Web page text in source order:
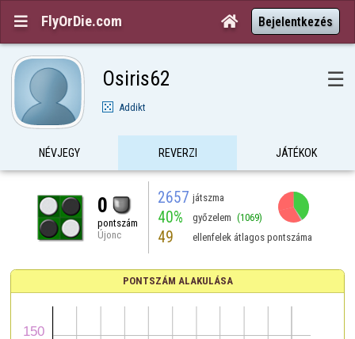
 FlyOrDie.com  Bejelentkezés
Osiris62 ☰
Addikt
NÉVJEGY REVERZI JÁTÉKOK
0
pontszám
Újonc
2657 játszma
40% győzelem (1069)
49 ellenfelek átlagos pontszáma
PONTSZÁM ALAKULÁSA